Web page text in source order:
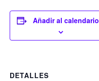
Añadir al calendario
DETALLES